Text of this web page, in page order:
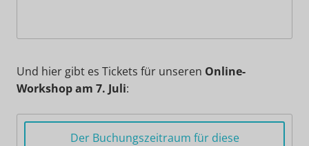
Und hier gibt es Tickets für unseren Online-
Workshop am 7. Juli:
Der Buchungszeitraum für diese